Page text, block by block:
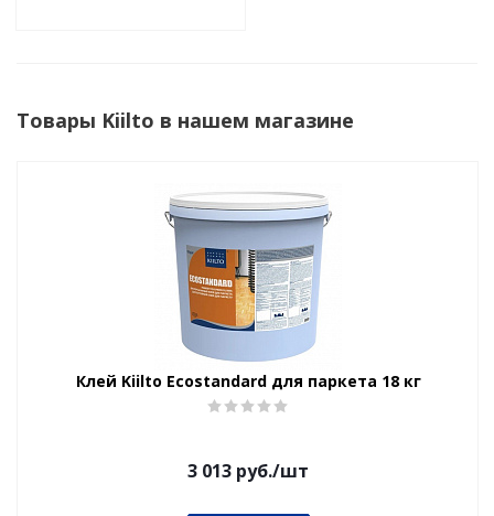
Товары Kiilto в нашем магазине
Клей Kiilto Ecostandard для паркета 18 кг
3 013 руб./шт